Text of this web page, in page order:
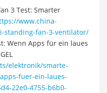
3 Test: Smarter
www.china-
standing-fan-3-ventilator/
Wenn Apps für ein laues
elektronik/smarte-
fuer-ein-laues-
22e0-4755-b6b0-